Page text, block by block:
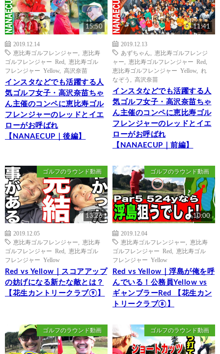
15:50
2019.12.14
恵比寿ゴルフレンジャー
恵比寿
ゴルフレンジャー Red
恵比寿ゴル
フレンジャー Yellow, 高沢奈苗
インスタなどでも活躍する人
気ゴルフ女子・高沢奈苗ちゃ
ん主催のコンペに恵比寿ゴル
フレンジャーのレッドとイエ
ローがお呼ばれ
【NANAECUP｜後編】
11:41
2019.12.13
あずちゃん
恵比寿ゴルフレンジ
ャー
恵比寿ゴルフレンジャー Red
恵比寿ゴルフレンジャー Yellow, れ
なぞう
高沢奈苗
インスタなどでも活躍する人
気ゴルフ女子・高沢奈苗ちゃ
ん主催のコンペに恵比寿ゴル
フレンジャーのレッドとイエ
ローがお呼ばれ
【NANAECUP｜前編】
ゴルフのラウンド動画
13:26
2019.12.05
恵比寿ゴルフレンジャー
恵比寿
ゴルフレンジャー Red
恵比寿ゴル
フレンジャー Yellow
Red vs Yellow｜スコアアップ
の妨げになる新たな敵とは？
【花生カントリークラブ⑨】
ゴルフのラウンド動画
10:00
2019.12.04
恵比寿ゴルフレンジャー
恵比寿
ゴルフレンジャー Red
恵比寿ゴル
フレンジャー Yellow
Red vs Yellow｜浮島が俺を呼
んでいる！公務員Yellow vs
ギャンブラーRed 【花生カン
トリークラブ⑧】
ゴルフのラウンド動画 ゴルフのラウンド動画